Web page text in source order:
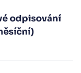
odpisování